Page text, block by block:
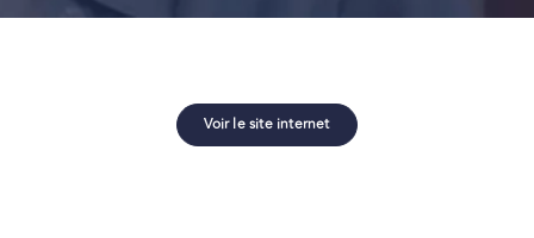
Voir le site internet